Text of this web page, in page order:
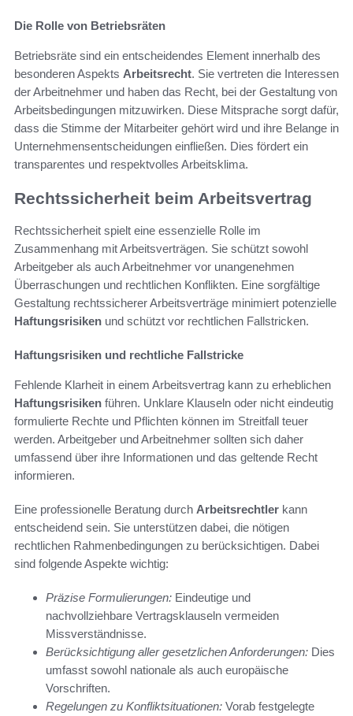
Die Rolle von Betriebsräten
Betriebsräte sind ein entscheidendes Element innerhalb des
besonderen Aspekts Arbeitsrecht. Sie vertreten die Interessen
der Arbeitnehmer und haben das Recht, bei der Gestaltung von
Arbeitsbedingungen mitzuwirken. Diese Mitsprache sorgt dafür,
dass die Stimme der Mitarbeiter gehört wird und ihre Belange in
Unternehmensentscheidungen einfließen. Dies fördert ein
transparentes und respektvolles Arbeitsklima.
Rechtssicherheit beim Arbeitsvertrag
Rechtssicherheit spielt eine essenzielle Rolle im
Zusammenhang mit Arbeitsverträgen. Sie schützt sowohl
Arbeitgeber als auch Arbeitnehmer vor unangenehmen
Überraschungen und rechtlichen Konflikten. Eine sorgfältige
Gestaltung rechtssicherer Arbeitsverträge minimiert potenzielle
Haftungsrisiken und schützt vor rechtlichen Fallstricken.
Haftungsrisiken und rechtliche Fallstricke
Fehlende Klarheit in einem Arbeitsvertrag kann zu erheblichen
Haftungsrisiken führen. Unklare Klauseln oder nicht eindeutig
formulierte Rechte und Pflichten können im Streitfall teuer
werden. Arbeitgeber und Arbeitnehmer sollten sich daher
umfassend über ihre Informationen und das geltende Recht
informieren.
Eine professionelle Beratung durch Arbeitsrechtler kann
entscheidend sein. Sie unterstützen dabei, die nötigen
rechtlichen Rahmenbedingungen zu berücksichtigen. Dabei
sind folgende Aspekte wichtig:
Präzise Formulierungen: Eindeutige und
nachvollziehbare Vertragsklauseln vermeiden
Missverständnisse.
Berücksichtigung aller gesetzlichen Anforderungen: Dies
umfasst sowohl nationale als auch europäische
Vorschriften.
Regelungen zu Konfliktsituationen: Vorab festgelegte